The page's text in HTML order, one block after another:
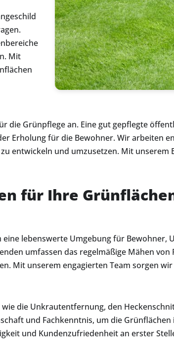
Mit
die Grünpflege an. Eine gut gepflegte
Erholung für die Bewohner. Wir arbeiten
entwickeln und umzusetzen. Mit unserem
für Ihre
lebenswerte Umgebung für Bewohner,
umfassen das regelmäßige Mähen von
Mit unserem engagierten Team sorgen
die Unkrautentfernung, den
und Fachkenntnis, um die Grünflächen
und Kundenzufriedenheit an erster